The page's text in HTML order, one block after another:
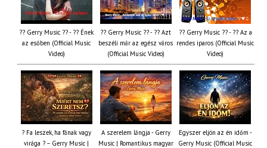
?? Gerry Music ?? - ?? Ének
az esőben (Official Music
Video)
?? Gerry Music ?? - ?? Azt
beszéli már az egész város
(Official Music Video)
?? Gerry Music ?? - ?? Az a
rendes iparos (Official Music
Video)
? Fa leszek, ha fának vagy
virága ? – Gerry Music |
A szerelem lángja - Gerry
Music | Romantikus magyar
Egyszer eljön az én időm -
Gerry Music (Official Music